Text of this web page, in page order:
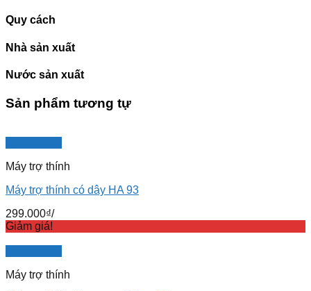
Quy cách
Nhà sản xuất
Nước sản xuất
Sản phẩm tương tự
Máy trợ thính
Máy trợ thính có dây HA 93
299.000₫/
Giảm giá!
Máy trợ thính